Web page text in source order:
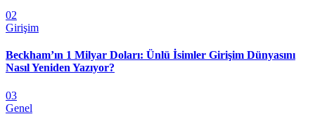
02
Girişim
Beckham’ın 1 Milyar Doları: Ünlü İsimler Girişim Dünyasını
Nasıl Yeniden Yazıyor?
03
Genel